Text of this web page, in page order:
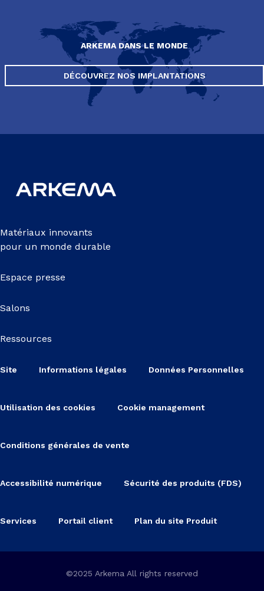
ARKEMA DANS LE MONDE
DÉCOUVREZ NOS IMPLANTATIONS
Matériaux innovants
pour un monde durable
Espace presse
Salons
Ressources
Site Informations légales Données Personnelles
Utilisation des cookies Cookie management
Conditions générales de vente
Accessibilité numérique Sécurité des produits (FDS)
Services Portail client Plan du site Produit
©2025 Arkema All rights reserved